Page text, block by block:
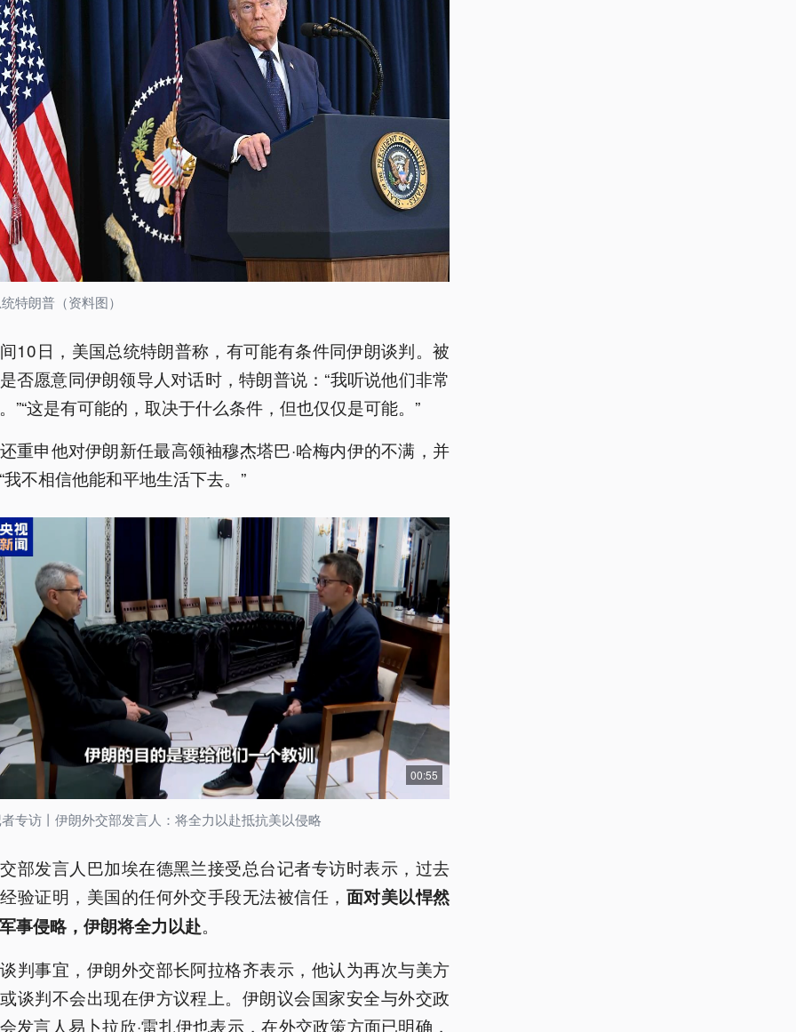
特朗普（资料图）
10日，美国总统特朗普称，有可能有条件同伊朗谈判。被
否愿意同伊朗领导人对话时，特朗普说：“我听说他们非常
”“这是有可能的，取决于什么条件，但也仅仅是可能。”
重申他对伊朗新任最高领袖穆杰塔巴·哈梅内伊的不满，并
我不相信他能和平地生活下去。”
00:55
专访丨伊朗外交部发言人：将全力以赴抵抗美以侵略
部发言人巴加埃在德黑兰接受总台记者专访时表示，过去
验证明，美国的任何外交手段无法被信任， 面对美以悍然
事侵略，伊朗将全力以赴。
判事宜，伊朗外交部长阿拉格齐表示，他认为再次与美方
谈判不会出现在伊方议程上。伊朗议会国家安全与外交政
发言人易卜拉欣·雷扎伊也表示，在外交政策方面已明确，